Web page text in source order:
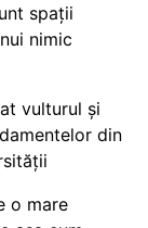
spații
nimic
vulturul și
din
o mare